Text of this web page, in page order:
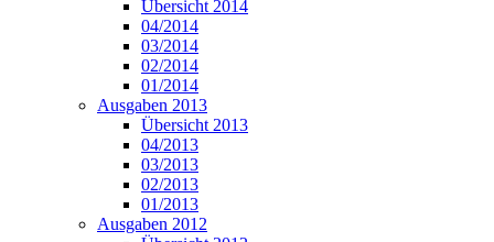
Übersicht 2014
04/2014
03/2014
02/2014
01/2014
Ausgaben 2013
Übersicht 2013
04/2013
03/2013
02/2013
01/2013
Ausgaben 2012